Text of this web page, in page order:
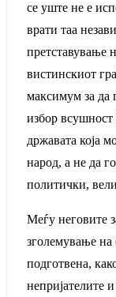
се уште не е
врати таа
претставување
вистинскиот
максимум за да
избор всушност
државата која
народ, а не да
политички,
Меѓу неговите
зголемување на
подготвена,
непријателите